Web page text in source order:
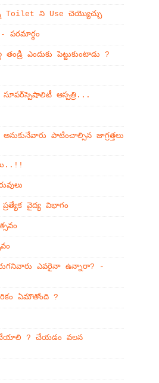
Toilet ని Use చెయ్యొచ్చు
- పరమార్థం
ఎందుకు పెట్టుకుంటాడు ?
ఆస్పత్రి...
పాటించాల్సిన జాగ్రత్తలు
వైద్య విభాగం
ఎవరైనా ఉన్నారా? -
ఏమౌతోంది ?
? చేయడం వలన